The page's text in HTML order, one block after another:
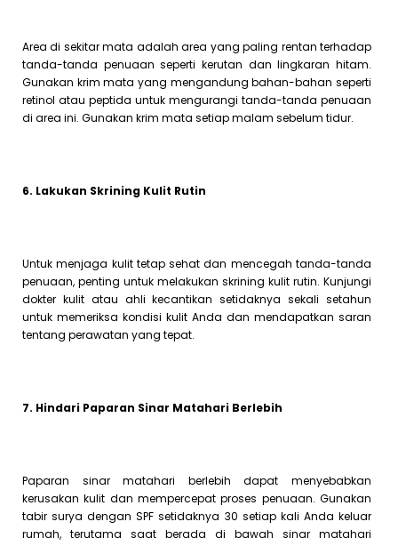
Area di sekitar mata adalah area yang paling rentan terhadap
tanda-tanda penuaan seperti kerutan dan lingkaran hitam.
Gunakan krim mata yang mengandung bahan-bahan seperti
retinol atau peptida untuk mengurangi tanda-tanda penuaan
di area ini. Gunakan krim mata setiap malam sebelum tidur.
6. Lakukan Skrining Kulit Rutin
Untuk menjaga kulit tetap sehat dan mencegah tanda-tanda
penuaan, penting untuk melakukan skrining kulit rutin. Kunjungi
dokter kulit atau ahli kecantikan setidaknya sekali setahun
untuk memeriksa kondisi kulit Anda dan mendapatkan saran
tentang perawatan yang tepat.
7. Hindari Paparan Sinar Matahari Berlebih
Paparan sinar matahari berlebih dapat menyebabkan
kerusakan kulit dan mempercepat proses penuaan. Gunakan
tabir surya dengan SPF setidaknya 30 setiap kali Anda keluar
rumah, terutama saat berada di bawah sinar matahari